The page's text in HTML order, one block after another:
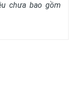
chưa bao gồm